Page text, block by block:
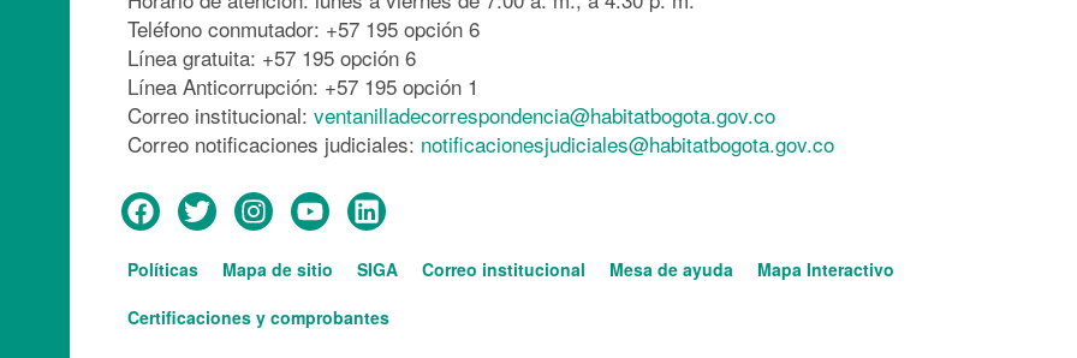
Teléfono conmutador: +57 195 opción 6
Línea gratuita: +57 195 opción 6
Línea Anticorrupción: +57 195 opción 1
Correo institucional:ventanilladecorrespondencia@habitatbogota.gov.co
Correo notificaciones judiciales: notificacionesjudiciales@habitatbogota.gov.co
Menú
pie
Políticas Mapa de sitio SIGA Correo institucional Mesa de ayuda Mapa Interactivo
Services
Certificaciones y comprobantes